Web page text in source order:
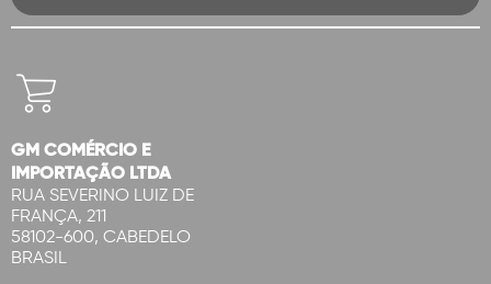
GM COMÉRCIO E
IMPORTAÇÃO LTDA
RUA SEVERINO LUIZ DE
FRANÇA, 211
58102-600, CABEDELO
BRASIL